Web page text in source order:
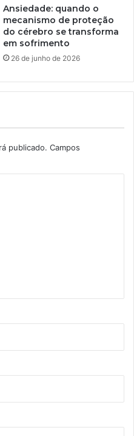
Ansiedade: quando o
mecanismo de proteção
do cérebro se transforma
em sofrimento
26 de junho de 2026
publicado. Campos